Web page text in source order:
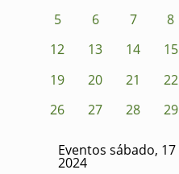
5
6 7 8
12
13 14 15
19
20 21 22
26
27 28 29
Eventos sábado,
2024